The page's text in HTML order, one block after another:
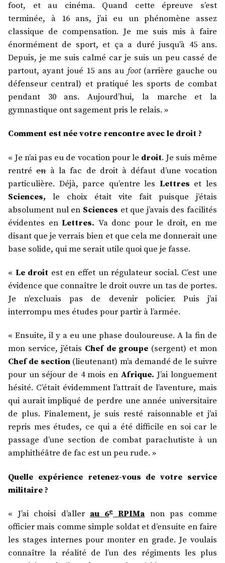
foot, et au cinéma. Quand cette épreuve s’est
terminée, à 16 ans, j’ai eu un phénomène assez
classique de compensation. Je me suis mis à faire
énormément de sport, et ça a duré jusqu’à 45 ans.
Depuis, je me suis calmé car je suis un peu cassé de
partout, ayant joué 15 ans au foot(arrière gauche ou
défenseur central) et pratiqué les sports de combat
pendant 30 ans. Aujourd’hui, la marche et la
gymnastique ont sagement pris le relais. »
Comment est née votre rencontre avec le droit ?
« Je n’ai pas eu de vocation pour le droit. Je suis même
rentréenà la fac de droit à défaut d’une vocation
particulière. Déjà, parce qu’entre les Lettres et les
Sciences, le choix était vite fait puisque j’étais
absolument nul en Sciences et que j’avais des facilités
évidentes enLettres. Va donc pour le droit, en me
disant que je verrais bien et que cela me donnerait une
base solide, qui me serait utile quoi que je fasse.
« Le droit est en effet un régulateur social. C’est une
évidence que connaître le droit ouvre un tas de portes.
Je n’excluais pas de devenir policier. Puis j’ai
interrompu mes études pour partir à l’armée.
« Ensuite, il y a eu une phase douloureuse. A la fin de
mon service, j’étais Chef de groupe (sergent) et mon
Chef de section(lieutenant) m’a demandé de le suivre
pour un séjour de 4 mois en Afrique. J’ai longuement
hésité. C’était évidemment l’attrait de l’aventure, mais
qui aurait impliqué de perdre une année universitaire
de plus. Finalement, je suis resté raisonnable et j’ai
repris mes études, ce qui a été difficile en soi car le
passage d’une section de combat parachutiste à un
amphithéâtre de fac est un peu rude. »
Quelle expérience retenez-vous de votre service
militaire ?
« J’ai choisi d’aller au 6eRPIMa non pas comme
officier mais comme simple soldat et d’ensuite en faire
les stages internes pour monter en grade. Je voulais
connaître la réalité de l’un des régiments les plus